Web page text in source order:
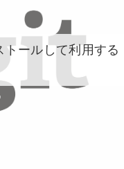
トールして利用する